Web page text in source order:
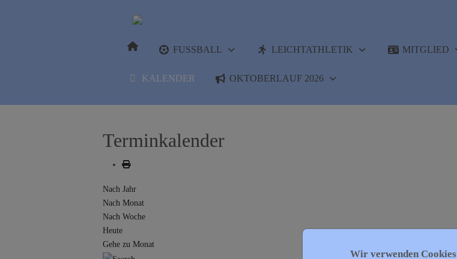
FUSSBALL LEICHTATHLETIK MITGLIED
KALENDER OKTOBERLAUF 2026
Terminkalender
Nach Jahr
Nach Monat
Nach Woche
Heute
Gehe zu Monat
Wir verwenden Cookies